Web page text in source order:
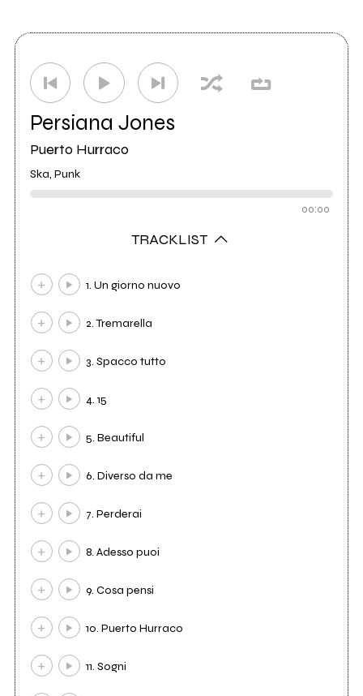
Persiana Jones
Puerto Hurraco
Ska, Punk
00:00
TRACKLIST
1. Un giorno nuovo
2. Tremarella
3. Spacco tutto
4. 15
5. Beautiful
6. Diverso da me
7. Perderai
8. Adesso puoi
9. Cosa pensi
10. Puerto Hurraco
11. Sogni